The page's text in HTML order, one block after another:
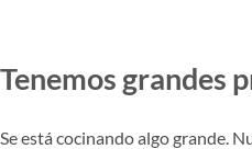
Tenemos grandes
Se está cocinando algo grande.